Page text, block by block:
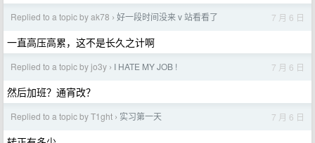
Replied to a topic by ak78 › 好一段时间没来 v 站看看了 7 月 6 日
一直高压高累，这不是长久之计啊
Replied to a topic by jo3y › I HATE MY JOB ! 7 月 6 日
然后加班？通宵改？
Replied to a topic by T1ght › 实习第一天 7 月 6 日